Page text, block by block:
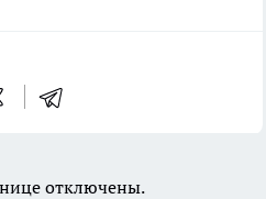
отключены.